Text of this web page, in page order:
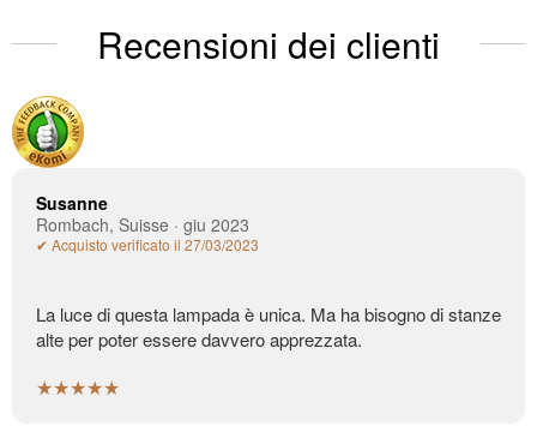
Recensioni dei clienti
Susanne
Rombach, Suisse · giu 2023
✔ Acquisto verificato il 27/03/2023
La luce di questa lampada è unica. Ma ha bisogno di stanze
alte per poter essere davvero apprezzata.
★★★★★